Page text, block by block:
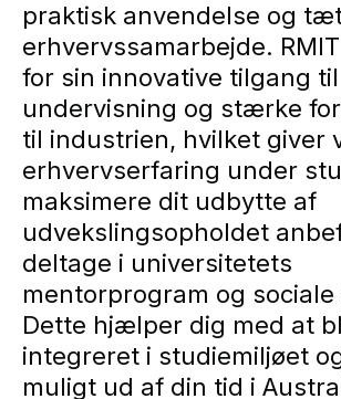
praktisk anvendelse og
erhvervssamarbejde.
for sin innovative tilgang til
undervisning og stærke
til industrien, hvilket giver
erhvervserfaring under
maksimere dit udbytte af
udvekslingsopholdet
deltage i universitetets
mentorprogram og
Dette hjælper dig med at
integreret i studiemiljøet
muligt ud af din tid i